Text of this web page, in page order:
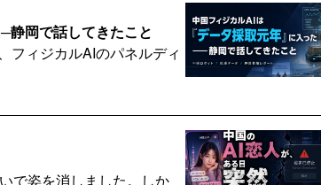
。一方、根強いファンがついて一定の販売量に
爆売れ期が済んでブランド店は不況期でも落ち
落胆は不要です。欧州ブランドメーカーもそう
。グッチを含む高級ブランドはもともと「大量
ことをしない高級ブランド企業に「体験価値」
、現況を引き起こした中国消費者の足が地につ
静岡で話してきたこと
フィジカルAIのパネルディ
で姿を消しました。しか